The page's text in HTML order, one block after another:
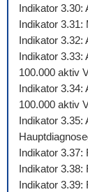
Indikator 3.30:
Indikator 3.31:
Indikator 3.32:
Indikator 3.33:
100.000 aktiv
Indikator 3.34:
100.000 aktiv
Indikator 3.35:
Indikator 3.37:
Indikator 3.38:
Indikator 3.39: